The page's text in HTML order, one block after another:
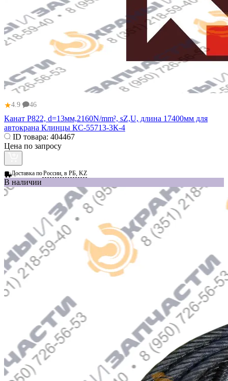
★4.9 46
Канат Р822, d=13мм,2160N/mm², sZ,U, длина 17400мм для
автокрана Клинцы КС-55713-3К-4
ID товара: 404467
Цена по запросу
Доставка поРоссии, в РБ, KZ
В наличии